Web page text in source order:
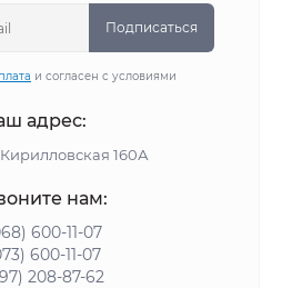
Подписаться
и согласен с условиями
адрес:
Кирилловская 160А
нам:
600-11-07
600-11-07
208-87-62